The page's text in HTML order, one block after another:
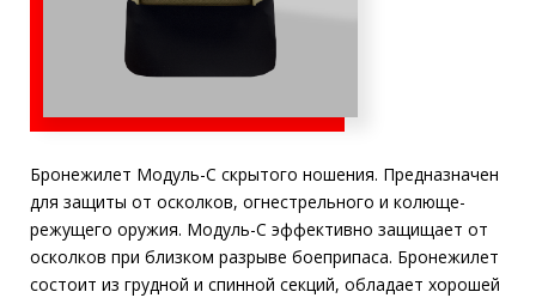
Область применения:
Подходит для водителей.
Охрана объектов и территорий.
Защита от поражения осколками при
обстрелах.
состоит из грудной и спинной секций, обладает хорошей
эргономикой и сверхмалым весом.
Модуль-С изготовлен из гибких сетчатых материалов и
удобен при длительном ношении под одеждой. Очень